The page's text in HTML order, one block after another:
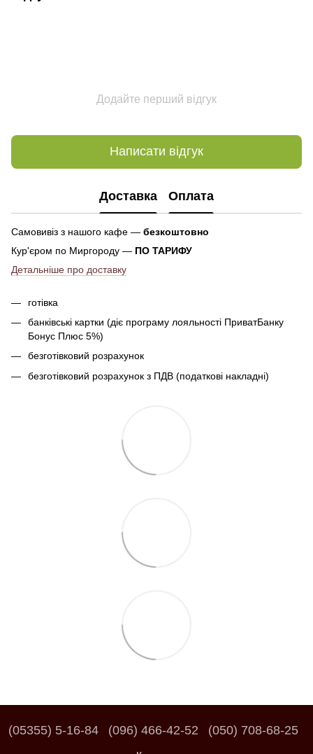
Додайте перший відгук
Написати відгук
Доставка Оплата
Самовивіз з нашого кафе — безкоштовно
Кур'єром по Миргороду — ПО ТАРИФУ
Детальніше про доставку
готівка
банківські картки (діє програму лояльності ПриватБанку
Бонус Плюс 5%)
безготівковий розрахунок
безготівковий розрахунок з ПДВ (податкові накладні)
(05355) 5-16-84 (096) 466-42-52 (050) 708-68-25